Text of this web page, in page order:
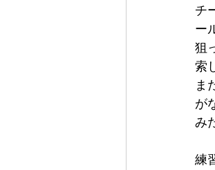
チ
ー
狙
索
ま
が
み
練